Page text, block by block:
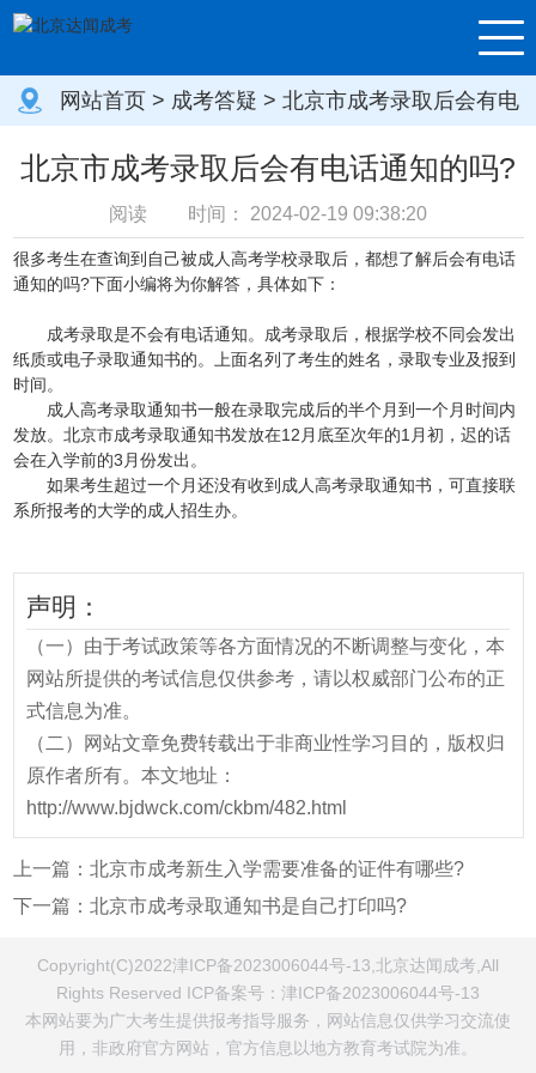
网站首页 > 成考答疑 > 北京市成考录取后会有电
话通知的吗?
北京市成考录取后会有电话通知的吗?
阅读 时间： 2024-02-19 09:38:20
很多考生在查询到自己被成人高考学校录取后，都想了解后会有电话
通知的吗?下面小编将为你解答，具体如下：
成考录取是不会有电话通知。成考录取后，根据学校不同会发出
纸质或电子录取通知书的。上面名列了考生的姓名，录取专业及报到
时间。
成人高考录取通知书一般在录取完成后的半个月到一个月时间内
发放。北京市成考录取通知书发放在12月底至次年的1月初，迟的话
会在入学前的3月份发出。
如果考生超过一个月还没有收到成人高考录取通知书，可直接联
系所报考的大学的成人招生办。
声明：
（一）由于考试政策等各方面情况的不断调整与变化，本
网站所提供的考试信息仅供参考，请以权威部门公布的正
式信息为准。
（二）网站文章免费转载出于非商业性学习目的，版权归
原作者所有。本文地址：
http://www.bjdwck.com/ckbm/482.html
上一篇： 北京市成考新生入学需要准备的证件有哪些?
下一篇： 北京市成考录取通知书是自己打印吗?
Copyright(C)2022津ICP备2023006044号-13,北京达闻成考,All
Rights Reserved ICP备案号： 津ICP备2023006044号-13
本网站要为广大考生提供报考指导服务，网站信息仅供学习交流使
用，非政府官方网站，官方信息以地方教育考试院为准。